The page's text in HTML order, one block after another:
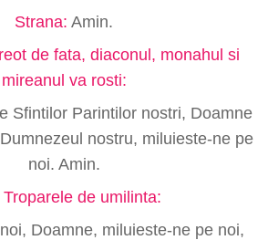
Strana: Amin.
de fata, diaconul, monahul si
mireanul va rosti:
Sfintilor Parintilor nostri, Doamne
nostru, miluieste-ne pe
noi. Amin.
de umilinta:
Doamne, miluieste-ne pe noi,